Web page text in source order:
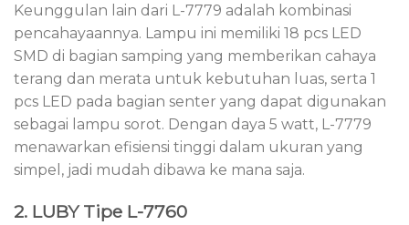
Keunggulan lain dari L-7779 adalah kombinasi
pencahayaannya. Lampu ini memiliki 18 pcs LED
SMD di bagian samping yang memberikan cahaya
terang dan merata untuk kebutuhan luas, serta 1
pcs LED pada bagian senter yang dapat digunakan
sebagai lampu sorot. Dengan daya 5 watt, L-7779
menawarkan efisiensi tinggi dalam ukuran yang
simpel, jadi mudah dibawa ke mana saja.
2. LUBY Tipe L-7760